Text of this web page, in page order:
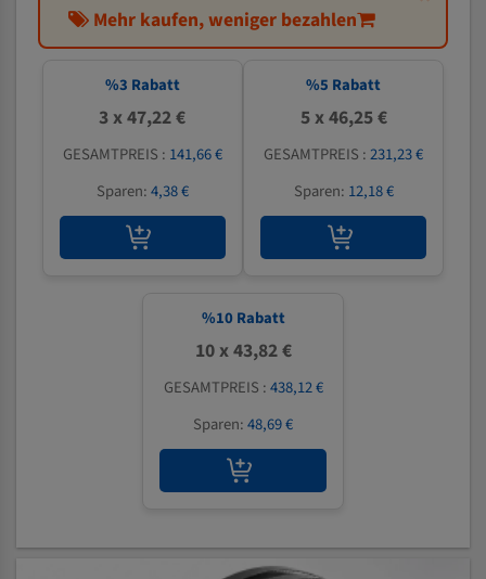
Mehr kaufen, weniger bezahlen
%3 Rabatt
3 x 47,22 €
GESAMTPREIS : 141,66 €
Sparen:4,38 €
%5 Rabatt
5 x 46,25 €
GESAMTPREIS :231,23 €
Sparen: 12,18 €
%10 Rabatt
10 x 43,82 €
GESAMTPREIS :438,12 €
Sparen:48,69 €